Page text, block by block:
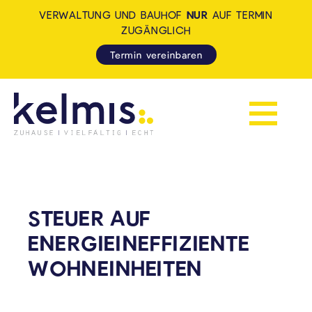
Navigation
VERWALTUNG UND BAUHOF NUR AUF TERMIN
ZUGÄNGLICH
Termin vereinbaren
STEUER AUF
ENERGIEINEFFIZIENTE
WOHNEINHEITEN